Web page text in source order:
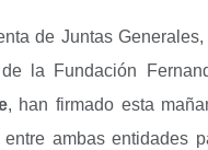
de Juntas Generales,
la Fundación
, han firmado esta
ambas entidades